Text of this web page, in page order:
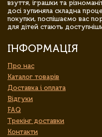
взуття, іграшки та
досі зупиняла складна
покупки, поспішаємо вас
для дітей стають
ІНФОРМАЦІЯ
Про нас
Каталог товарів
Доставка і оплата
Відгуки
FAQ
Трекінг доставки
Контакти